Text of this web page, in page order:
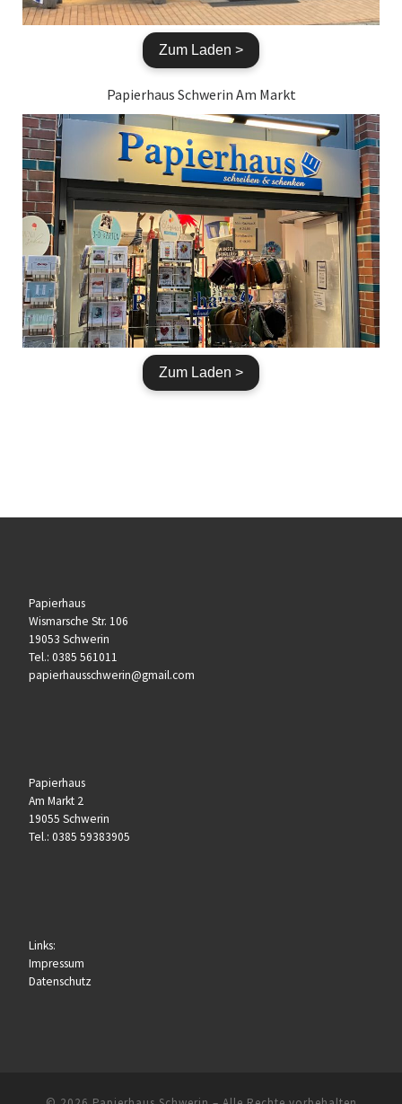
Zum Laden >
Papierhaus Schwerin Am Markt
Zum Laden >
Papierhaus
Wismarsche Str. 106
19053 Schwerin
Tel.: 0385 561011
papierhausschwerin@gmail.com
Papierhaus
Am Markt 2
19055 Schwerin
Tel.: 0385 59383905
Links:
Impressum
Datenschutz